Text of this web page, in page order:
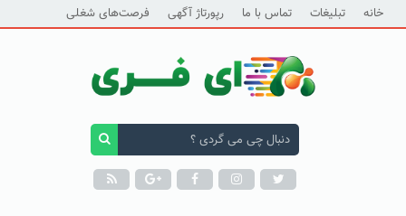
خانه تبلیغات تماس با ما رپورتاژ آگهی فرصت‌های شغلی